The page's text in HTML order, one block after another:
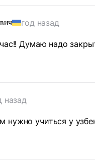
год назад
Думаю надо
назад
нужно учиться у